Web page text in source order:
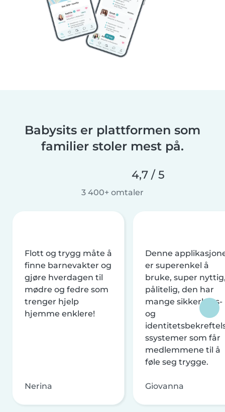
Babysits er plattformen som
familier stoler mest på.
4,7 / 5
3 400+ omtaler
Flott og trygg måte å
finne barnevakter og
gjøre hverdagen til
mødre og fedre som
trenger hjelp
hjemme enklere!
Nerina
Denne
er superenkel å
bruke, super
pålitelig, den har
mange sikkerhets-
og
ssystemer som får
medlemmene til å
føle seg trygge.
Giovanna